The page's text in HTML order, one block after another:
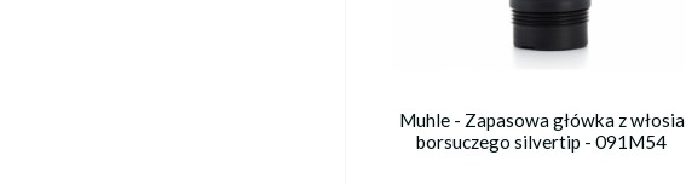
Muhle - Zapasowa główka z włosia
borsuczego silvertip - 091M54